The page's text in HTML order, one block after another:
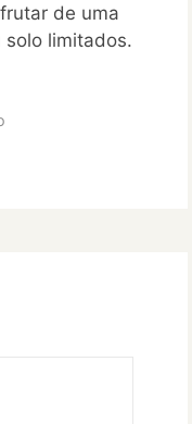
de uma
limitados.